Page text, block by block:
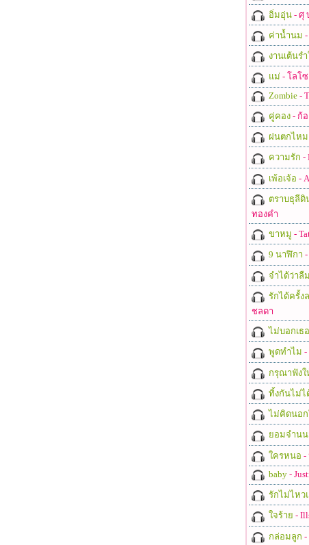
อิ่มอุ่น- ศุ
ค่าน้ำนม
งานเต้นร
แม่ - โลโซ
Zombie-
คู่คอง- ก้อ
ฝนตกไหม
ความรัก -
เพ้อเจ้อ -
ตราบธุลีดิ
ทองคำ
ขาหมู -
9 นาฬิกา -
จำได้ว่าลืม
รักได้ครั้ง
ชลดา
ไม่บอกเธอ
พูดทำไม -
กรุณาฟังใ
ทิ้งกันไม่ไ
ไม่คิดนอก
ยอมจำน
ใครหนอ -
baby-
รักไม่ไหว
ใจร้าย -
กล่อมลูก -